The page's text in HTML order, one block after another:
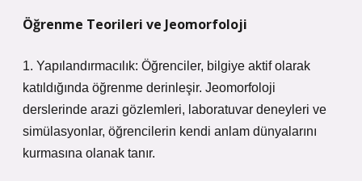
Öğrenme Teorileri ve Jeomorfoloji
1. Yapılandırmacılık: Öğrenciler, bilgiye aktif olarak
katıldığında öğrenme derinleşir. Jeomorfoloji
derslerinde arazi gözlemleri, laboratuvar deneyleri ve
simülasyonlar, öğrencilerin kendi anlam dünyalarını
kurmasına olanak tanır.